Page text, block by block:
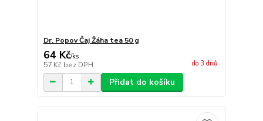
Dr. Popov Čaj Žáha tea 50 g
64 Kč/ks
57 Kč bez DPH do 3 dnů
Přidat do košíku